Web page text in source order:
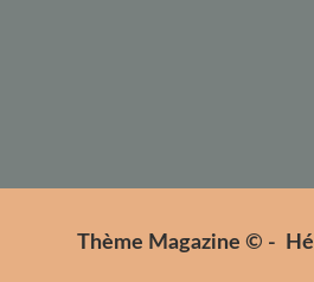
Thème Magazine © -